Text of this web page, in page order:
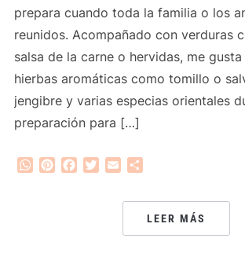
prepara cuando toda la familia o los
reunidos. Acompañado con verduras
salsa de la carne o hervidas, me
hierbas aromáticas como tomillo o
jengibre y varias especias orientales
preparación para […]
WhatsApp
PinterestFacebook
Twitter
Email
LEER MÁS